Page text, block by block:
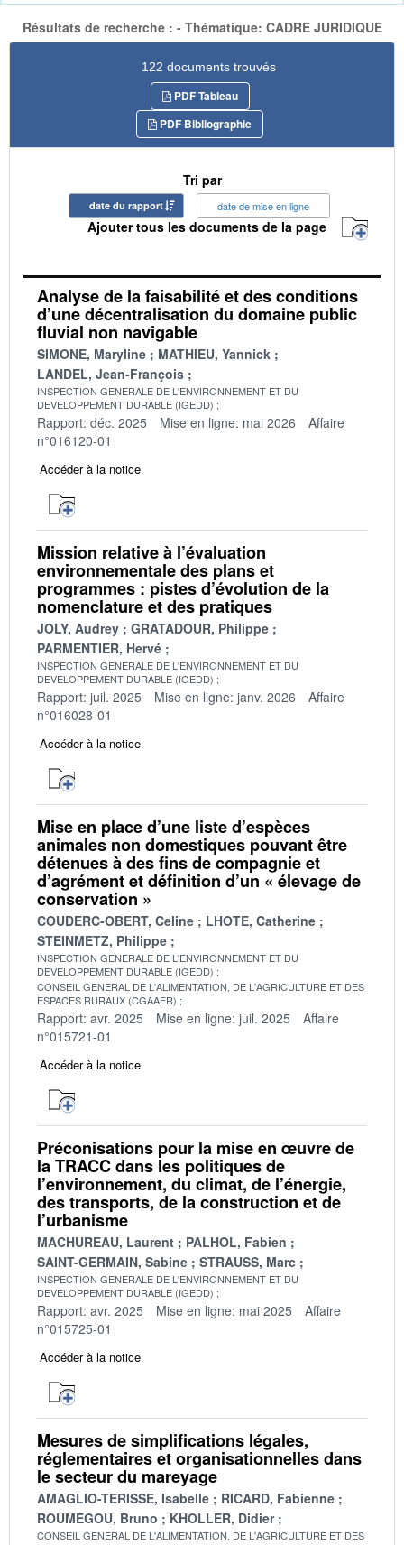
Résultats de recherche : - Thématique: CADRE JURIDIQUE
122 documents trouvés
PDF Tableau
PDF Bibliographie
Tri par
date du rapport date de mise en ligne
Ajouter tous les documents de la page
Analyse de la faisabilité et des conditions
d’une décentralisation du domaine public
fluvial non navigable
SIMONE, Maryline
MATHIEU, Yannick
LANDEL, Jean-François
INSPECTION GENERALE DE L'ENVIRONNEMENT ET DU
DEVELOPPEMENT DURABLE (IGEDD)
Rapport: déc. 2025 Mise en ligne: mai 2026
Affaire
n°016120-01
Accéder à la notice
Mission relative à l’évaluation
environnementale des plans et
programmes : pistes d’évolution de la
nomenclature et des pratiques
JOLY, Audrey
GRATADOUR, Philippe
PARMENTIER, Hervé
INSPECTION GENERALE DE L'ENVIRONNEMENT ET DU
DEVELOPPEMENT DURABLE (IGEDD)
Rapport: juil. 2025 Mise en ligne: janv. 2026
Affaire
n°016028-01
Accéder à la notice
Mise en place d’une liste d’espèces
animales non domestiques pouvant être
détenues à des fins de compagnie et
d’agrément et définition d’un « élevage de
conservation »
COUDERC-OBERT, Celine
LHOTE, Catherine
STEINMETZ, Philippe
INSPECTION GENERALE DE L'ENVIRONNEMENT ET DU
DEVELOPPEMENT DURABLE (IGEDD)
CONSEIL GENERAL DE L'ALIMENTATION, DE L'AGRICULTURE ET DES
ESPACES RURAUX (CGAAER)
Rapport: avr. 2025 Mise en ligne: juil. 2025
Affaire
n°015721-01
Accéder à la notice
Préconisations pour la mise en œuvre de
la TRACC dans les politiques de
l’environnement, du climat, de l’énergie,
des transports, de la construction et de
l’urbanisme
MACHUREAU, Laurent
PALHOL, Fabien
SAINT-GERMAIN, Sabine
STRAUSS, Marc
INSPECTION GENERALE DE L'ENVIRONNEMENT ET DU
DEVELOPPEMENT DURABLE (IGEDD)
Rapport: avr. 2025 Mise en ligne: mai 2025
Affaire
n°015725-01
Accéder à la notice
Mesures de simplifications légales,
réglementaires et organisationnelles dans
le secteur du mareyage
AMAGLIO-TERISSE, Isabelle
RICARD, Fabienne
ROUMEGOU, Bruno
KHOLLER, Didier
CONSEIL GENERAL DE L'ALIMENTATION, DE L'AGRICULTURE ET DES